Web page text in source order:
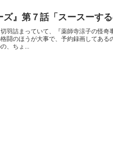
ズ』第７話「スースーする
羽詰まっていて、『薬師寺涼子の怪奇
闘のほうが大事で、予約録画してある
、ちょ...